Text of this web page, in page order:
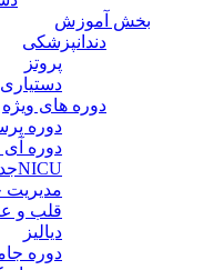
بخش آموزش
دندانپزشکی
پروتز
دستیاری
دوره های ویژه
دوره
دوره
NICU
مدیریت
قلب و
دیالیز
دوره